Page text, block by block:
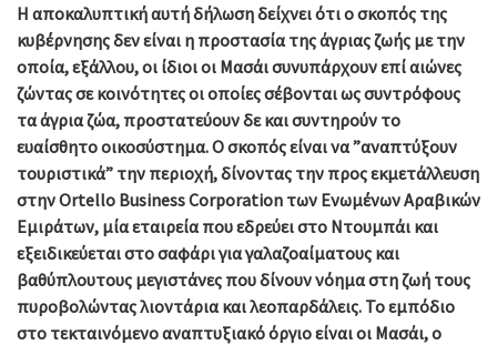
Η αποκαλυπτική αυτή δήλωση δείχνει ότι ο σκοπός της
κυβέρνησης δεν είναι η προστασία της άγριας ζωής με την
οποία, εξάλλου, οι ίδιοι οι Μασάι συνυπάρχουν επί αιώνες
ζώντας σε κοινότητες οι οποίες σέβονται ως συντρόφους
τα άγρια ζώα, προστατεύουν δε και συντηρούν το
ευαίσθητο οικοσύστημα. Ο σκοπός είναι να ”αναπτύξουν
τουριστικά” την περιοχή, δίνοντας την προς εκμετάλλευση
στην Ortello Business Corporation των Ενωμένων Αραβικών
Εμιράτων, μία εταιρεία που εδρεύει στο Ντουμπάι και
εξειδικεύεται στο σαφάρι για γαλαζοαίματους και
βαθύπλουτους μεγιστάνες που δίνουν νόημα στη ζωή τους
πυροβολώντας λιοντάρια και λεοπαρδάλεις. Το εμπόδιο
στο τεκταινόμενο αναπτυξιακό όργιο είναι οι Μασάι, ο